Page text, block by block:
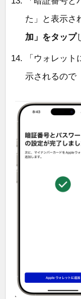
た」と表示さ
加」をタップ
「ウォレッ
示されるので